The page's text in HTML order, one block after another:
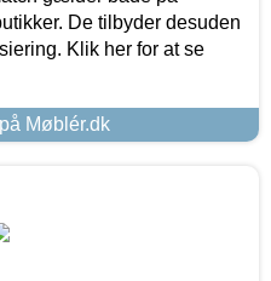
De tilbyder desuden
Klik her for at se
Møblér.dk